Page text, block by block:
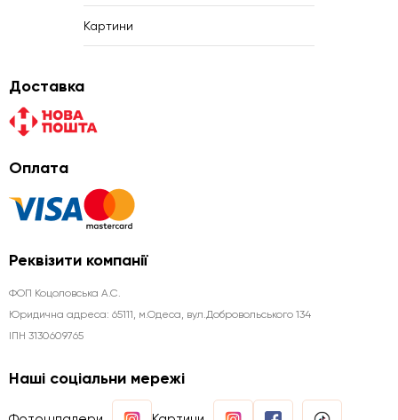
Картини
Доставка
Оплата
Реквізити компанії
ФОП Коцоловська А.С.
Юридична aдреса: 65111, м.Одеса, вул.Добровольського 134
ІПН 3130609765
Наші соціальни мережі